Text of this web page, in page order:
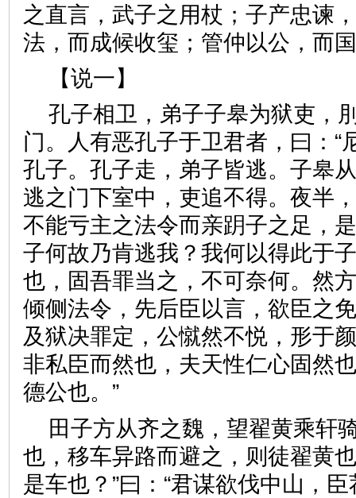
之直言，武子之用杖；子产忠谏
法，而成候收玺；管仲以公，
【说一】
孔子相卫，弟子子皋为狱吏，
门。人有恶孔子于卫君者，曰：“
孔子。孔子走，弟子皆逃。子皋
逃之门下室中，吏追不得。夜半
不能亏主之法令而亲跀子之足，
子何故乃肯逃我？我何以得此于
也，固吾罪当之，不可奈何。然
倾侧法令，先后臣以言，欲臣之
及狱决罪定，公憱然不悦，形于
非私臣而然也，夫天性仁心固然
德公也。”
田子方从齐之魏，望翟黄乘轩
也，移车异路而避之，则徒翟黄
是车也？”曰：“君谋欲伐中山，